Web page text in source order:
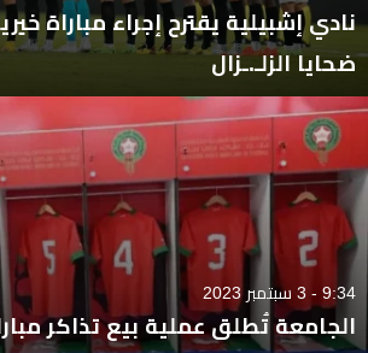
نادي إشبيلية يقترح إجراء مباراة
ضحايا الزلـ.ـزال
9:34 - 3 سبتمبر 2023
الجامعة تُطلق عملية بيع تذاكر